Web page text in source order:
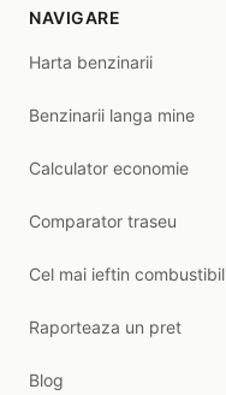
NAVIGARE
Harta benzinarii
Benzinarii langa mine
Calculator economie
Comparator traseu
Cel mai ieftin combustibil
Raporteaza un pret
Blog